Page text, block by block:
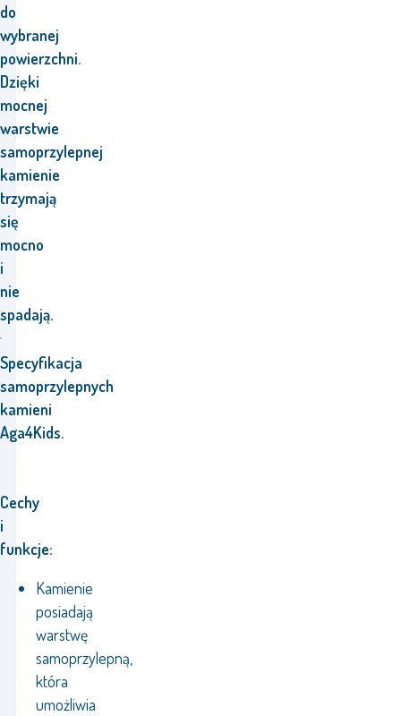
do
wybranej
powierzchni.
Dzięki
mocnej
warstwie
samoprzylepnej
kamienie
trzymają
się
mocno
i
nie
spadają.
Specyfikacja
samoprzylepnych
kamieni
Aga4Kids.
Cechy
i
funkcje:
Kamienie
posiadają
warstwę
samoprzylepną,
która
umożliwia